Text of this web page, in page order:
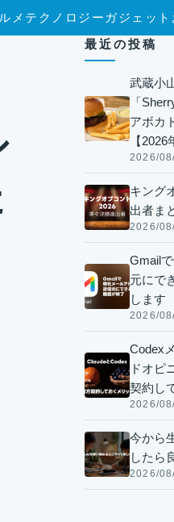
メ テクノロジー ガジェット
最近の投稿
武蔵小
「
アボカ
【2026
2026/
キング
出者ま
2026/
Gmail
元にで
します
2026/
Codex
ドオピ
契約し
2026/
今から
したら
2026/